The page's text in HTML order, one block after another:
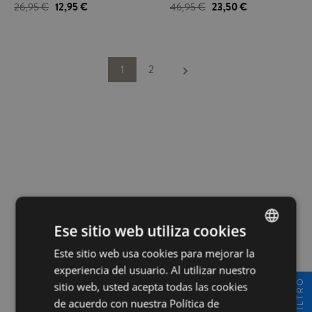
fibra natural hipoalergénica y
26,95 € 12,95 €
cintura elástica. Fabricado con fibras
tacto. Comodidad y elegancia para
46,95 € 23,50 €
1 2 keyboard_arrow_right
Pago 100% seguro FILTRO
SPANISH
INGLÉS
Ese sitio web utiliza cookies
Este sitio web usa cookies para mejorar la
experiencia del usuario. Al utilizar nuestro
sitio web, usted acepta todas las cookies
de acuerdo con nuestra Política de